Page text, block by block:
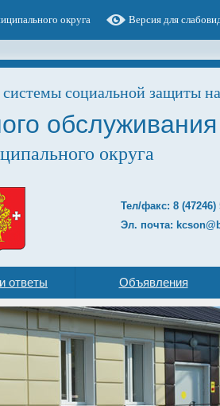
округа Версия для
социальной защиты
округа
Тел/факс: 8 (47246)
Эл. почта:
ответы Объявления